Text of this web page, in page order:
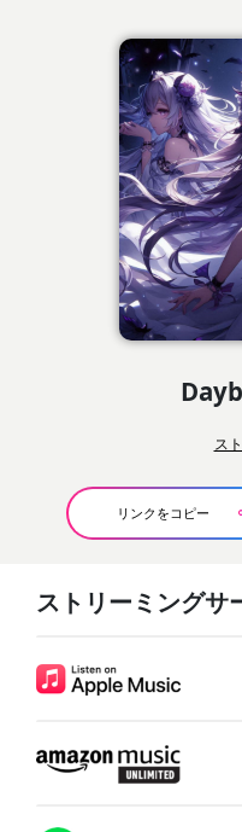
ス
リンクをコピー
ストリーミングサ